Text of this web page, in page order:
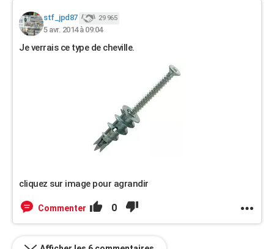
stf_jpd87 29 965
5 avr. 2014 à 09:04
Je verrais ce type de cheville.
cliquez sur image pour agrandir
Commenter 0